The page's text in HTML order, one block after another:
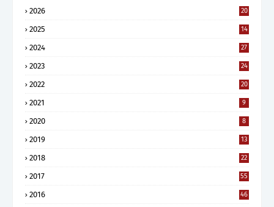
2026 20
2025 14
2024 27
2023 24
2022 20
2021 9
2020 8
2019 13
2018 22
2017 55
2016 46